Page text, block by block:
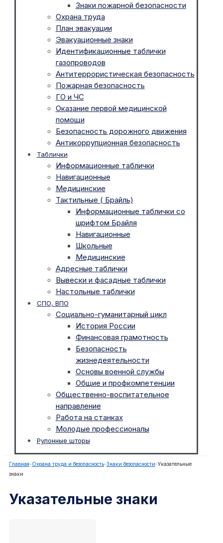
Знаки пожарной безопасности
Охрана труда
План эвакуации
Эвакуационные знаки
Идентификационные таблички
газопроводов
Антитеррористическая безопасность
Пожарная безопасность
ГО и ЧС
Оказание первой медицинской
помощи
Безопасность дорожного движения
Антикоррупционная безопасность
Таблички
Информационные таблички
Навигационные
Медицинские
Тактильные ( Брайль)
Информационные таблички со
шрифтом Брайля
Навигационные
Школьные
Медицинские
Адресные таблички
Вывески и фасадные таблички
Настольные таблички
СПО, ВПО
Социально-гуманитарный цикл
История России
Финансовая грамотность
Безопасность
жизнедеятельности
Основы военной службы
Общие и профкомпетенции
Общественно-воспитательное
направление
Работа на станках
Молодые профессионалы
Рулонные шторы
Главная-Охрана труда и безопасность-Знаки безопасности-Указательные
знаки
Указательные знаки